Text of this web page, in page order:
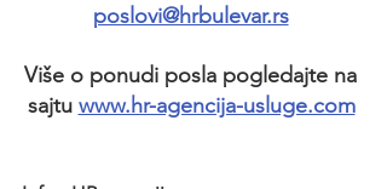
poslovi@hrbulevar.rs
Više o ponudi posla pogledajte na
sajtu www.hr-agencija-usluge.com